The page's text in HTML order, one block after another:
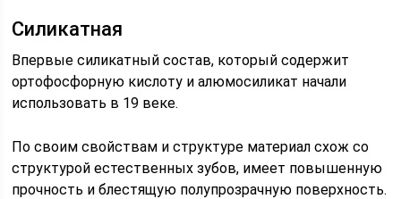
Силикатная
Впервые силикатный состав, который содержит
ортофосфорную кислоту и алюмосиликат начали
использовать в 19 веке.
По своим свойствам и структуре материал схож со
структурой естественных зубов, имеет повышенную
прочность и блестящую полупрозрачную поверхность.